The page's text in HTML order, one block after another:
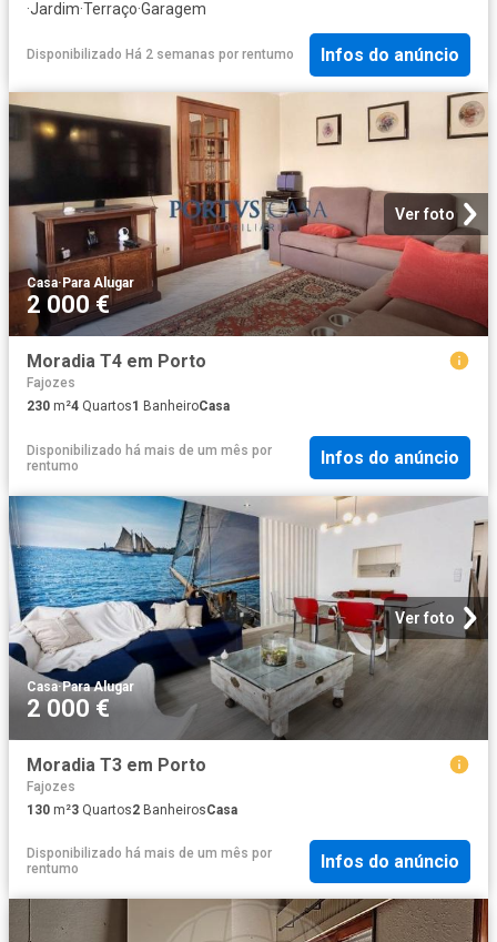
·Jardim·Terraço·Garagem
Disponibilizado Há 2 semanas por rentumo Infos do anúncio
Ver foto
Casa·Para Alugar
2 000 €
Moradia T4 em Porto
Fajozes
230 m²4 Quartos1 BanheiroCasa
Disponibilizado há mais de um mês por
rentumo
Infos do anúncio
Ver foto
Casa·Para Alugar
2 000 €
Moradia T3 em Porto
Fajozes
130 m²3 Quartos2 BanheirosCasa
Disponibilizado há mais de um mês por
rentumo
Infos do anúncio